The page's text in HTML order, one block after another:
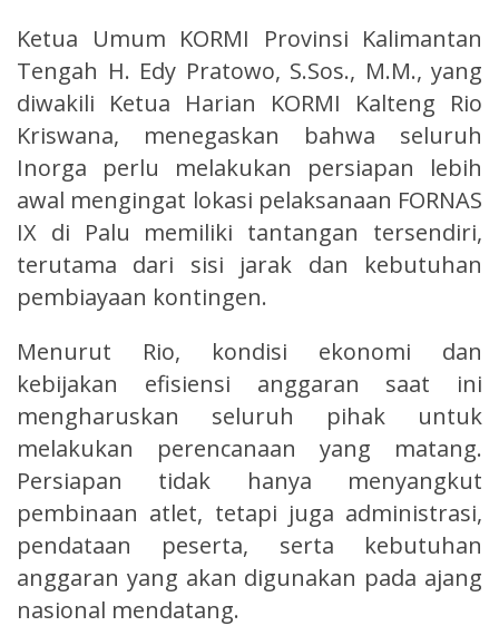
Ketua Umum KORMI Provinsi Kalimantan
Tengah H. Edy Pratowo, S.Sos., M.M., yang
diwakili Ketua Harian KORMI Kalteng Rio
Kriswana, menegaskan bahwa seluruh
Inorga perlu melakukan persiapan lebih
awal mengingat lokasi pelaksanaan FORNAS
IX di Palu memiliki tantangan tersendiri,
terutama dari sisi jarak dan kebutuhan
pembiayaan kontingen.
Menurut Rio, kondisi ekonomi dan
kebijakan efisiensi anggaran saat ini
mengharuskan seluruh pihak untuk
melakukan perencanaan yang matang.
Persiapan tidak hanya menyangkut
pembinaan atlet, tetapi juga administrasi,
pendataan peserta, serta kebutuhan
anggaran yang akan digunakan pada ajang
nasional mendatang.